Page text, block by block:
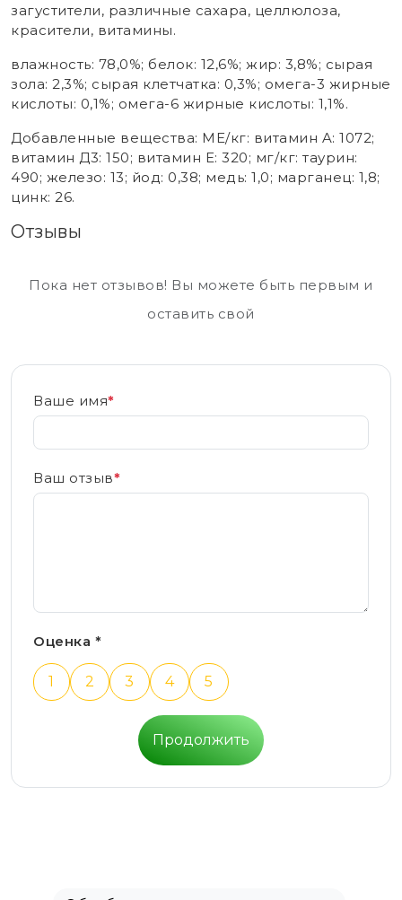
загустители, различные сахара, целлюлоза,
красители, витамины.
влажность: 78,0%; белок: 12,6%; жир: 3,8%; сырая
зола: 2,3%; сырая клетчатка: 0,3%; омега-3 жирные
кислоты: 0,1%; омега-6 жирные кислоты: 1,1%.
Добавленные вещества: МЕ/кг: витамин A: 1072;
витамин Д3: 150; витамин E: 320; мг/кг: таурин:
490; железо: 13; йод: 0,38; медь: 1,0; марганец: 1,8;
цинк: 26.
Отзывы
Пока нет отзывов! Вы можете быть первым и
оставить свой
Ваше имя*
Ваш отзыв*
Оценка *
1 2 3 4 5
Продолжить